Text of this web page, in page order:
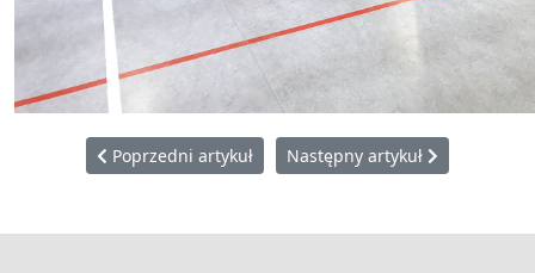
Poprzedni artykuł: Oficjalne zakończenie projektu
Poprzedni artykuł Następny artykuł: W Belsku
Następny artykuł